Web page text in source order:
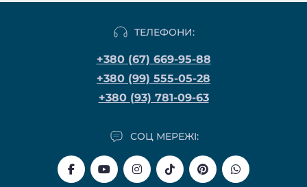
ТЕЛЕФОНИ:
+380 (67) 669-95-88
+380 (99) 555-05-28
+380 (93) 781-09-63
СОЦ МЕРЕЖІ: